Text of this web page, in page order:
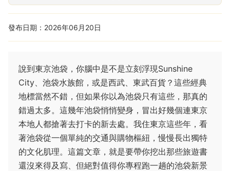
發布日期：2026年06月20日
說到東京池袋，你腦中是不是立刻浮現Sunshine
City、池袋水族館，或是西武、東武百貨？這些經典
地標當然不錯，但如果你以為池袋只有這些，那真的
錯過太多。這幾年池袋悄悄變身，冒出好幾個連東京
本地人都搶著去打卡的新去處。我住東京這些年，看
著池袋從一個單純的交通與購物樞紐，慢慢長出獨特
的文化肌理。這篇文章，就是要帶你挖出那些旅遊書
還沒來得及寫、但絕對值得你專程跑一趟的池袋新景